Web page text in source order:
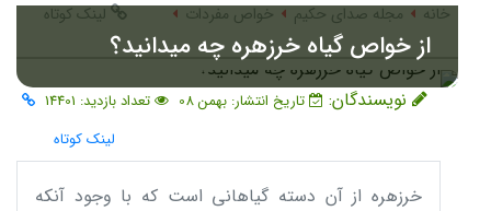
خانه مجله صدای حکیم خواص مفردات لینک کوتاه
از خواص گیاه خرزهره چه میدانید؟
نویسندگان: تاریخ انتشار: بهمن 08
تعداد بازدید: 14401
لینک کوتاه
خرزهره از آن دسته گیاهانی است که با وجود آنکه